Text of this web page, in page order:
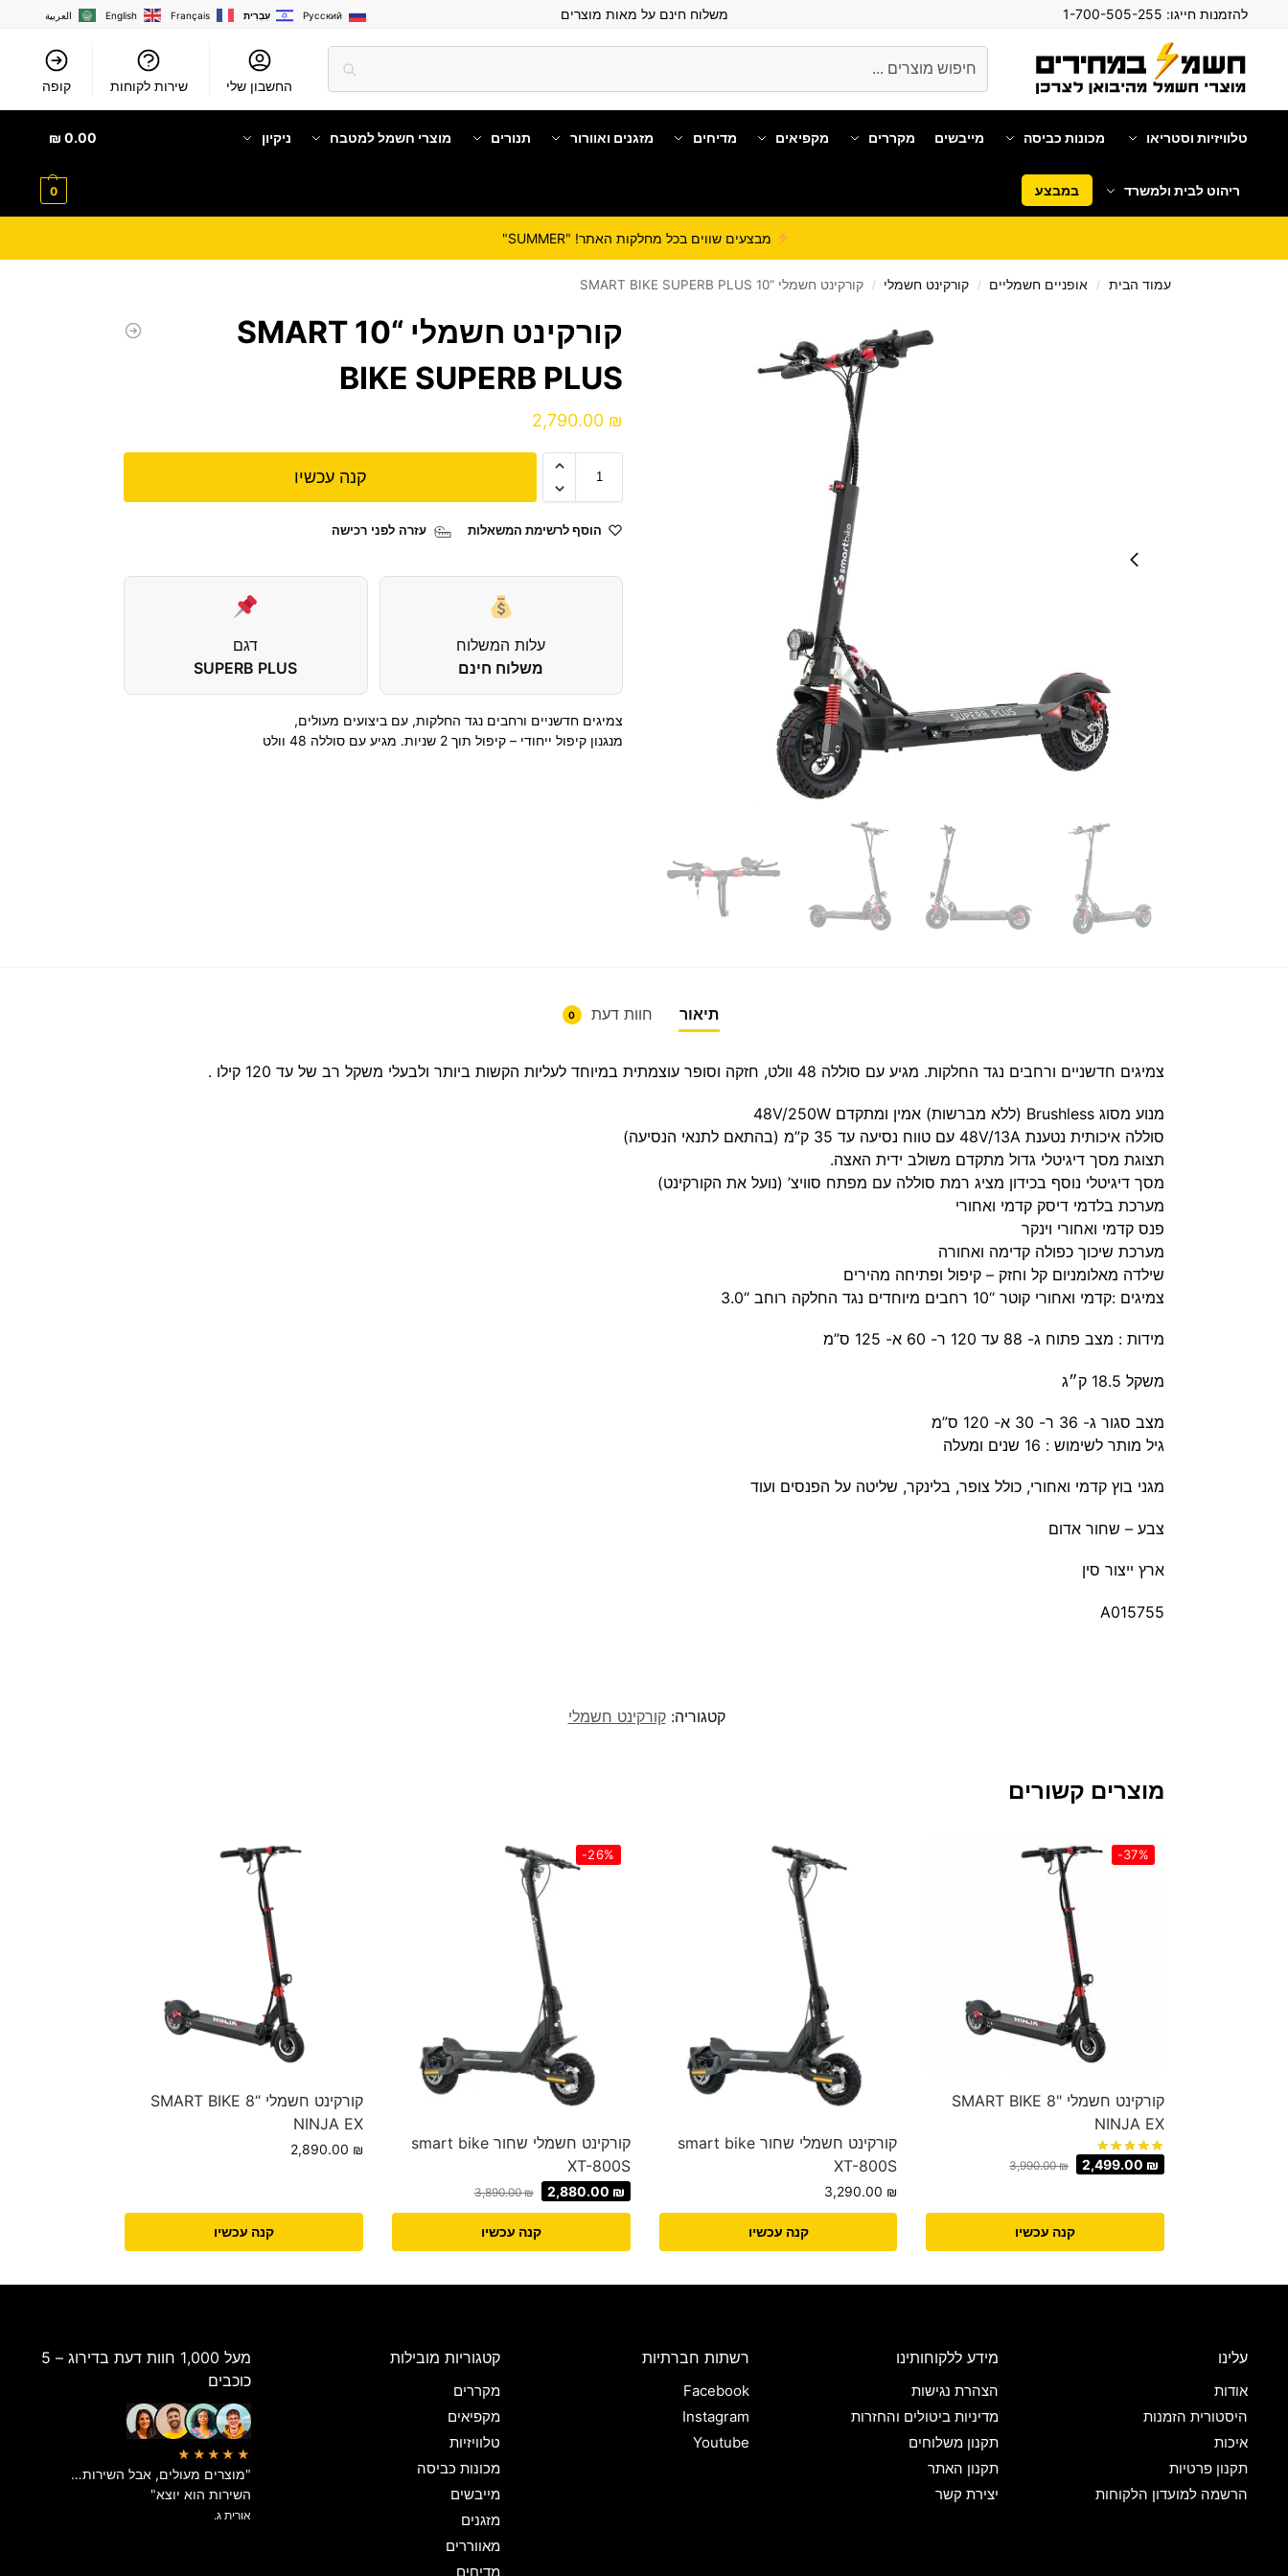
להזמנות חייגו: משלוח חינם על מאות מוצרים العربية English Français עִבְרִית Русский
החשבון שלי שירות לקוחות קופה
טלוויזיות וסטריאו מכונות כביסה מייבשים מקררים מקפיאים מדיחים מזגנים ואוורור תנורים מוצרי חשמל למטבח ניקיון
ריהוט לבית ולמשרד במבצע
0.00
₪
0
מבצעים שווים בכל מחלקות האתר! "SUMMER"
עמוד הבית / אופניים חשמליים / קורקינט חשמלי / קורקינט חשמלי “10 SMART BIKE SUPERB PLUS
קורקינט חשמלי “10 SMART
BIKE SUPERB PLUS
2,790.00 ₪
קנה עכשיו
הוסף לרשימת המשאלות עזרה לפני רכישה
עלות המשלוח
משלוח חינם
דגם
SUPERB PLUS
צמיגים חדשניים ורחבים נגד החלקות, עם ביצועים מעולים,
מנגנון קיפול ייחודי – קיפול תוך 2 שניות. מגיע עם סוללה 48 וולט
תיאור חוות דעת 0
צמיגים חדשניים ורחבים נגד החלקות. מגיע עם סוללה 48 וולט, חזקה וסופר עוצמתית במיוחד לעליות הקשות ביותר ולבעלי משקל רב של עד 120 קילו .
מנוע מסוג Brushless (ללא מברשות) אמין ומתקדם 48V/250W
סוללה איכותית נטענת 48V/13A עם טווח נסיעה עד 35 ק”מ (בהתאם לתנאי הנסיעה)
תצוגת מסך דיגיטלי גדול מתקדם משולב ידית האצה.
מסך דיגיטלי נוסף בכידון מציג רמת סוללה עם מפתח סוויצ’ (נועל את הקורקינט)
מערכת בלדמי דיסק קדמי ואחורי
פנס קדמי ואחורי וינקר
מערכת שיכוך כפולה קדימה ואחורה
שילדה מאלומניום קל וחזק – קיפול ופתיחה מהירים
צמיגים :קדמי ואחורי קוטר “10 רחבים מיוחדים נגד החלקה רוחב “3.0
מידות : מצב פתוח ג- 88 עד 120 ר- 60 א- 125 ס”מ
משקל 18.5 ק״ג
מצב סגור ג- 36 ר- 30 א- 120 ס”מ
גיל מותר לשימוש : 16 שנים ומעלה
מגני בוץ קדמי ואחורי, כולל צופר, בלינקר, שליטה על הפנסים ועוד
צבע – שחור אדום
ארץ ייצור סין
A015755
קטגוריה:קורקינט חשמלי
מוצרים קשורים
-37%
קורקינט חשמלי "8 SMART BIKE
NINJA EX
3,990.00₪ 2,499.00 ₪
קנה עכשיו
קורקינט חשמלי שחור smart bike
XT-800S
3,290.00 ₪
קנה עכשיו
-26%
קורקינט חשמלי שחור smart bike
XT-800S
3,890.00₪ 2,880.00 ₪
קנה עכשיו
קורקינט חשמלי “8 SMART BIKE
NINJA EX
2,890.00 ₪
קנה עכשיו
עלינו
אודות
היסטורית הזמנות
איכות
תקנון פרטיות
הרשמה למועדון הלקוחות
מידע ללקוחותינו
הצהרת נגישות
מדיניות ביטולים והחזרות
תקנון משלוחים
תקנון האתר
יצירת קשר
רשתות חברתיות
Facebook
Instagram
Youtube
קטגוריות מובילות
מקררים
מקפיאים
טלוויזיות
מכונות כביסה
מייבשים
מזגנים
מאווררים
מדיחים
מעל 1,000 חוות דעת בדירוג – 5
כוכבים
★★★★★
"מוצרים מעולים, אבל השירות…
השירות הוא יוצא"
אורית ג.